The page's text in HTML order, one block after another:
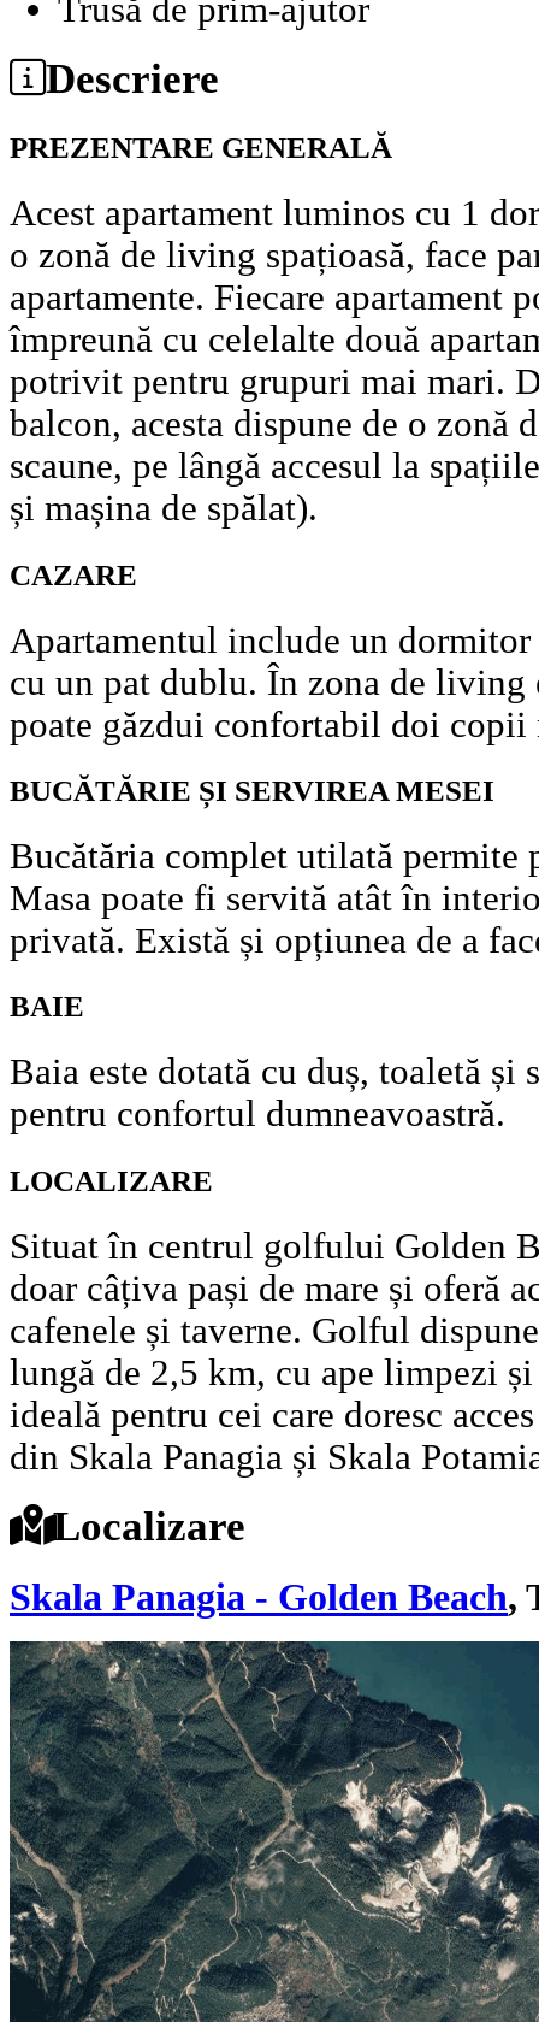
Trusă de prim-ajutor
Descriere
PREZENTARE GENERALĂ
Acest apartament luminos cu 1
o zonă de living spațioasă, face
apartamente. Fiecare
împreună cu celelalte două
potrivit pentru grupuri mai mari.
balcon, acesta dispune de o zonă
scaune, pe lângă accesul la
și mașina de spălat).
CAZARE
Apartamentul include un
cu un pat dublu. În zona de living
poate găzdui confortabil doi
BUCĂTĂRIE ȘI SERVIREA MESEI
Bucătăria complet utilată permite
Masa poate fi servită atât în
privată. Există și opțiunea de a
BAIE
Baia este dotată cu duș, toaletă și
pentru confortul dumneavoastră.
LOCALIZARE
Situat în centrul golfului Golden
doar câțiva pași de mare și oferă
cafenele și taverne. Golful
lungă de 2,5 km, cu ape limpezi
ideală pentru cei care doresc
din Skala Panagia și Skala
Localizare
Skala Panagia - Golden Beach,